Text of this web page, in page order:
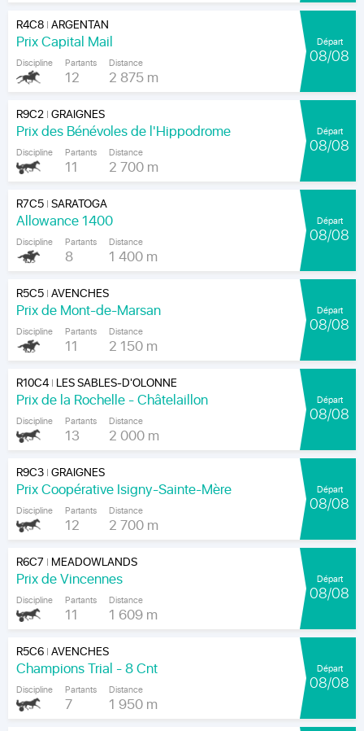
R4C8|ARGENTAN
Prix Capital Mail
Discipline Partants
12
Distance
2 875 m
Départ
08/08
R9C2|GRAIGNES
Prix des Bénévoles de l'Hippodrome
Discipline Partants
11
Distance
2 700 m
Départ
08/08
R7C5|SARATOGA
Allowance 1400
Discipline Partants
8
Distance
1 400 m
Départ
08/08
R5C5|AVENCHES
Prix de Mont-de-Marsan
Discipline Partants
11
Distance
2 150 m
Départ
08/08
R10C4| LES SABLES-D'OLONNE
Prix de la Rochelle - Châtelaillon
Discipline Partants
13
Distance
2 000 m
Départ
08/08
R9C3|GRAIGNES
Prix Coopérative Isigny-Sainte-Mère
Discipline Partants
12
Distance
2 700 m
Départ
08/08
R6C7 | MEADOWLANDS
Prix de Vincennes
Discipline Partants
11
Distance
1 609 m
Départ
08/08
R5C6|AVENCHES
Champions Trial - 8 Cnt
Discipline Partants
7
Distance
1 950 m
Départ
08/08